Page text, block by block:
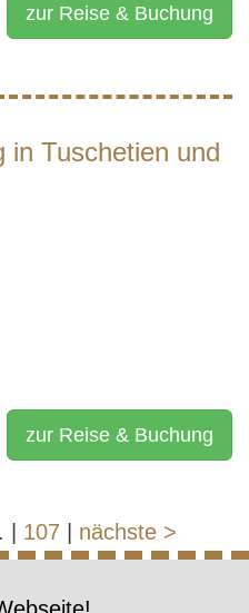
zur Reise & Buchung
in Tuschetien und
zur Reise & Buchung
107 nächste >